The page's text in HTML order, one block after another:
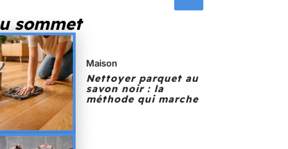
sommet
Maison
Nettoyer parquet au
savon noir : la
méthode qui marche